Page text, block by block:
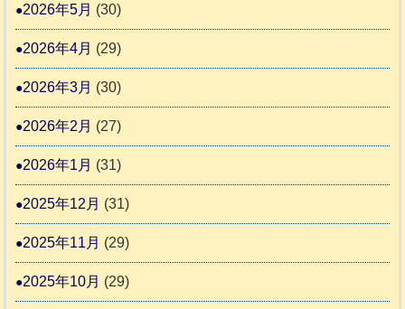
議
援
報
2026年5月 (30)
2026年4月 (29)
2026年3月 (30)
2026年2月 (27)
2026年1月 (31)
2025年12月 (31)
2025年11月 (29)
2025年10月 (29)